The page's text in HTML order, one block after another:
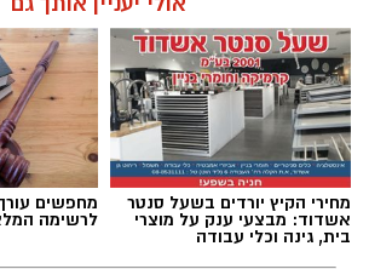
בעקבות התאונה נרשמו עומסי
והנהגים מתבקשים לנסוע בזהירות
להנחיות כוחות ההצלה והמשטרה.
שחר כחלון / 10:56 07.08.26
תגים:ידידים, תינוק ננעל ברכב
מחירי הקיץ יורדים בשעל סנטר
אשדוד: מבצעי ענק על מוצרי
בית, גינה וכלי עבודה
מחפשים
לרשימה